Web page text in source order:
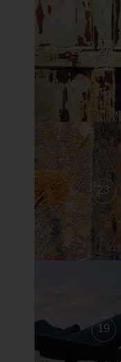
27
23
19